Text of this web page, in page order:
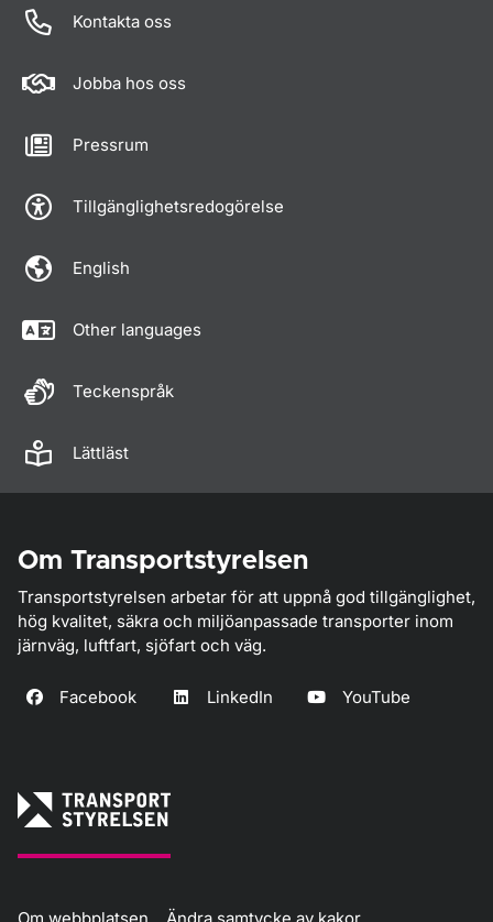
Kontakta oss
Jobba hos oss
Pressrum
Tillgänglighetsredogörelse
English
Other languages
Teckenspråk
Lättläst
Om Transportstyrelsen
Transportstyrelsen arbetar för att uppnå god tillgänglighet,
hög kvalitet, säkra och miljöanpassade transporter inom
järnväg, luftfart, sjöfart och väg.
Facebook LinkedIn YouTube
Om webbplatsen Ändra samtycke av kakor